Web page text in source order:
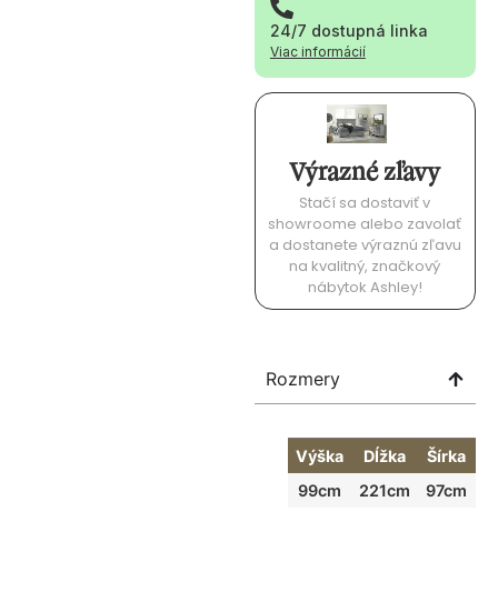
24/7 dostupná linka
Viac informácií
Výrazné zľavy
Stačí sa dostaviť v
showroome alebo zavolať
a dostanete výraznú zľavu
na kvalitný, značkový
nábytok Ashley!
Rozmery
Výška Dĺžka
Šírka
99cm
221cm 97cm